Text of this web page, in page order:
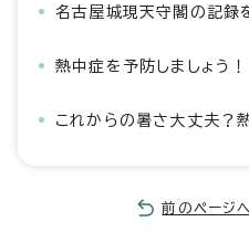
名古屋城現天守閣の記録
熱中症を予防しましょう！
これからの暑さ大丈夫？
前のページ